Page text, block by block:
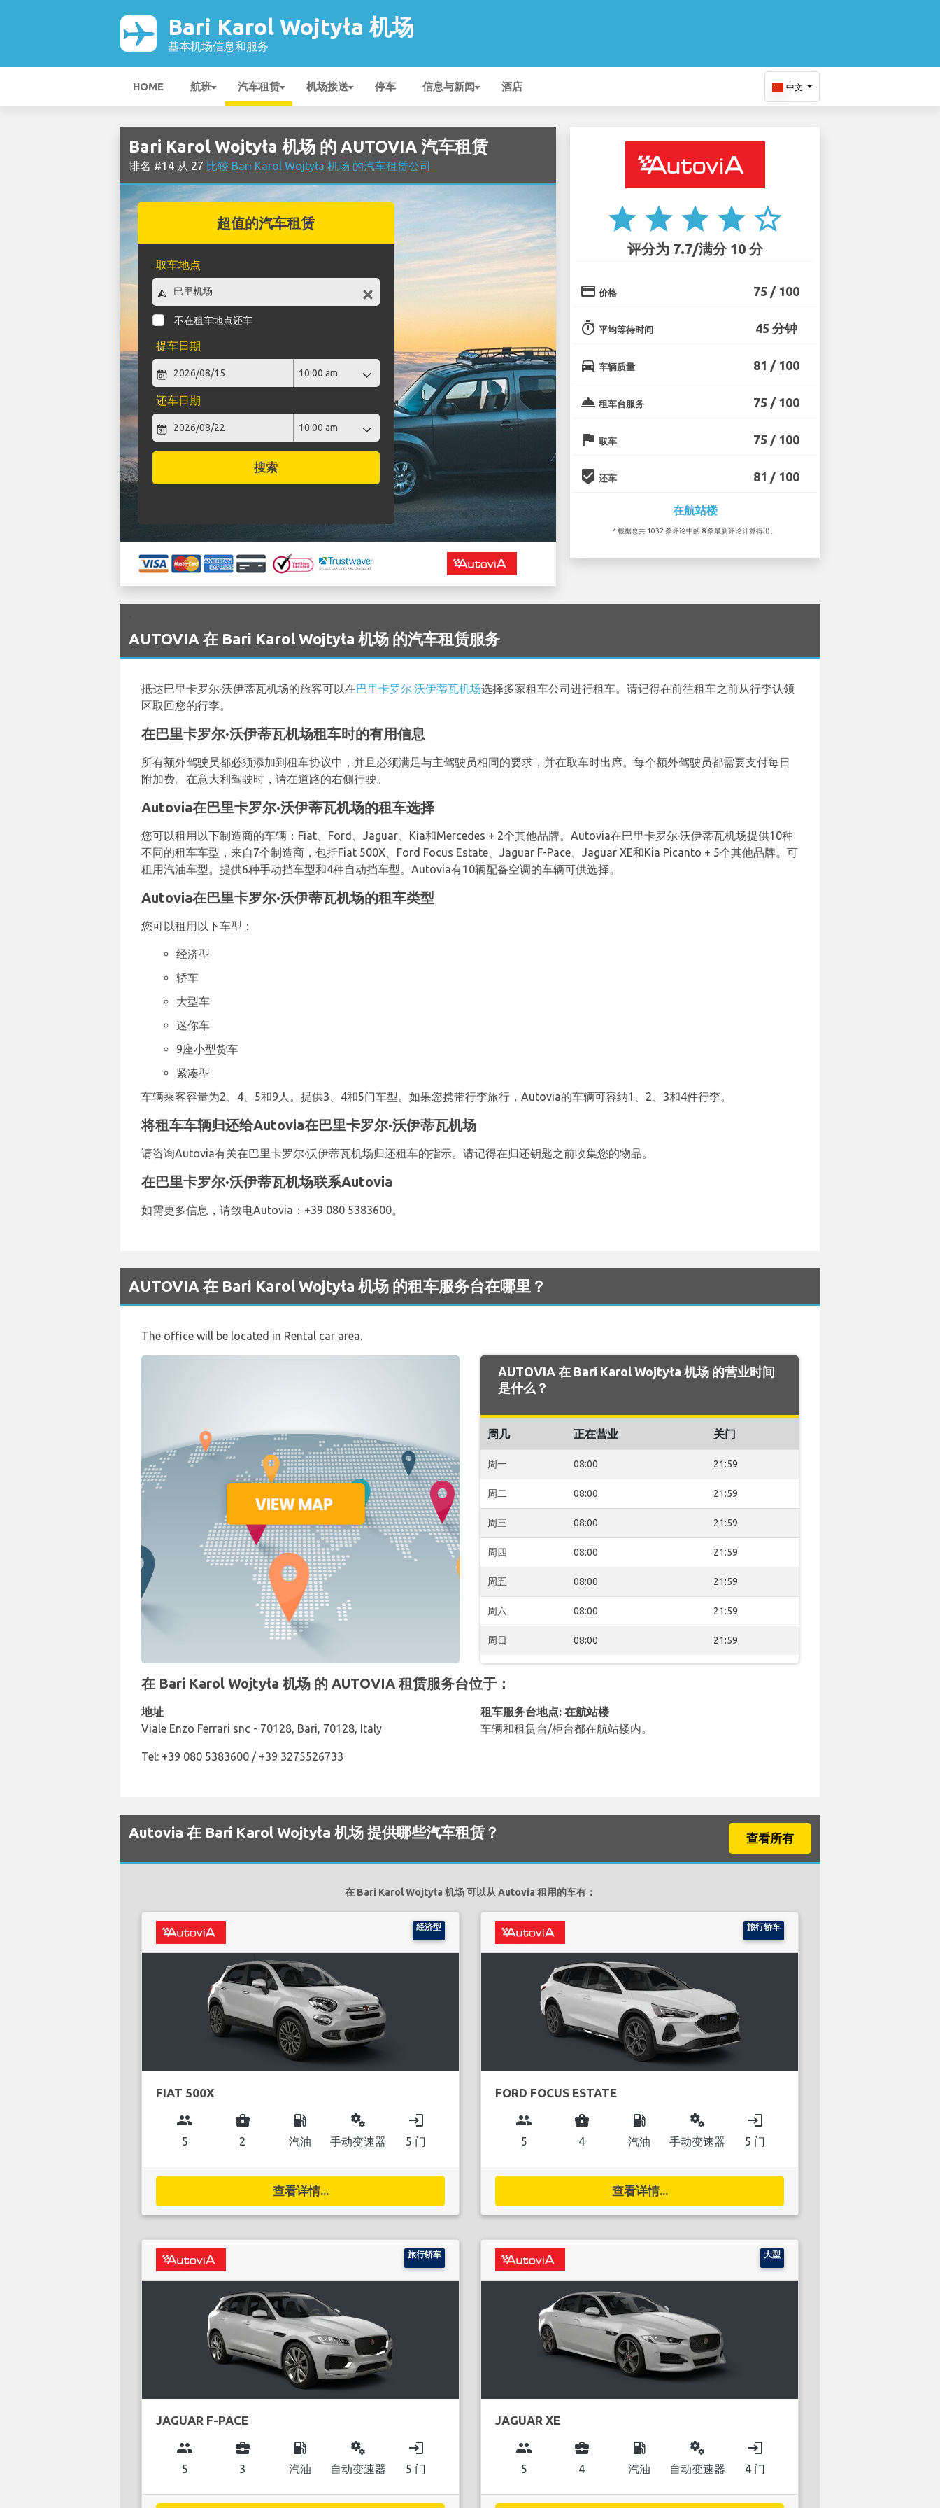
Bari Karol Wojtyła 机场
基本机场信息和服务
HOME 航班 汽车租赁 机场接送 停车 信息与新闻 酒店 中文
Bari Karol Wojtyła 机场 的 AUTOVIA 汽车租赁
排名 #14 从 27 比较 Bari Karol Wojtyła 机场 的汽车租赁公司
超值的汽车租赁
取车地点
不在租车地点还车
提车日期
还车日期
搜索
star star star star star_border
评分为 7.7/满分 10 分
credit_card 价格 75 / 100
timer 平均等待时间 45 分钟
directions_car 车辆质量 81 / 100
room_service 租车台服务 75 / 100
flag 取车 75 / 100
beenhere 还车 81 / 100
在航站楼
* 根据总共 1032 条评论中的 8 条最新评论计算得出。
AUTOVIA 在 Bari Karol Wojtyła 机场 的汽车租赁服务
抵达巴里卡罗尔·沃伊蒂瓦机场的旅客可以在巴里卡罗尔·沃伊蒂瓦机场选择多家租车公司进行租车。请记得在前往租车之前从行李认领
区取回您的行李。
在巴里卡罗尔·沃伊蒂瓦机场租车时的有用信息
所有额外驾驶员都必须添加到租车协议中，并且必须满足与主驾驶员相同的要求，并在取车时出席。每个额外驾驶员都需要支付每日
附加费。在意大利驾驶时，请在道路的右侧行驶。
Autovia在巴里卡罗尔·沃伊蒂瓦机场的租车选择
您可以租用以下制造商的车辆：Fiat、Ford、Jaguar、Kia和Mercedes + 2个其他品牌。Autovia在巴里卡罗尔·沃伊蒂瓦机场提供10种
不同的租车车型，来自7个制造商，包括Fiat 500X、Ford Focus Estate、Jaguar F-Pace、Jaguar XE和Kia Picanto + 5个其他品牌。可
租用汽油车型。提供6种手动挡车型和4种自动挡车型。Autovia有10辆配备空调的车辆可供选择。
Autovia在巴里卡罗尔·沃伊蒂瓦机场的租车类型
您可以租用以下车型：
经济型
轿车
大型车
迷你车
9座小型货车
紧凑型
车辆乘客容量为2、4、5和9人。提供3、4和5门车型。如果您携带行李旅行，Autovia的车辆可容纳1、2、3和4件行李。
将租车车辆归还给Autovia在巴里卡罗尔·沃伊蒂瓦机场
请咨询Autovia有关在巴里卡罗尔·沃伊蒂瓦机场归还租车的指示。请记得在归还钥匙之前收集您的物品。
在巴里卡罗尔·沃伊蒂瓦机场联系Autovia
如需更多信息，请致电Autovia：+39 080 5383600。
AUTOVIA 在 Bari Karol Wojtyła 机场 的租车服务台在哪里？
The office will be located in Rental car area.
AUTOVIA 在 Bari Karol Wojtyła 机场 的营业时间
是什么？
周几 正在营业 关门
周一 08:00 21:59
周二 08:00 21:59
周三 08:00 21:59
周四 08:00 21:59
周五 08:00 21:59
周六 08:00 21:59
周日 08:00 21:59
在 Bari Karol Wojtyła 机场 的 AUTOVIA 租赁服务台位于：
地址
Viale Enzo Ferrari snc - 70128, Bari, 70128, Italy
Tel: +39 080 5383600 / +39 3275526733
租车服务台地点: 在航站楼
车辆和租赁台/柜台都在航站楼内。
Autovia 在 Bari Karol Wojtyła 机场 提供哪些汽车租赁？ 查看所有
在 Bari Karol Wojtyła 机场 可以从 Autovia 租用的车有：
经济型
FIAT 500X
group
5
business_center
2
local_gas_station
汽油
miscellaneous_services
手动变速器
login
5 门
查看详情...
旅行轿车
FORD FOCUS ESTATE
group
5
business_center
4
local_gas_station
汽油
miscellaneous_services
手动变速器
login
5 门
查看详情...
旅行轿车
JAGUAR F-PACE
group
5
business_center
3
local_gas_station
汽油
miscellaneous_services
自动变速器
login
5 门
大型
JAGUAR XE
group
5
business_center
4
local_gas_station
汽油
miscellaneous_services
自动变速器
login
4 门